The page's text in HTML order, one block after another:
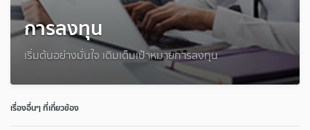
การลงทุน
เริ่มต้นอย่างมั่นใจ เติมเต็มเป้าหมายการลงทุน
เรื่องอื่นๆ ที่เกี่ยวข้อง